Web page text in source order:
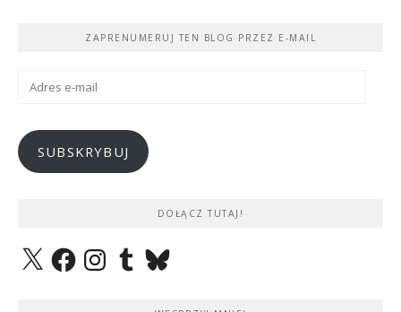
ZAPRENUMERUJ TEN BLOG PRZEZ E-MAIL
Adres
SUBSKRYBUJ
DOŁĄCZ TUTAJ!
X FacebookInstagramTumblrBluesky